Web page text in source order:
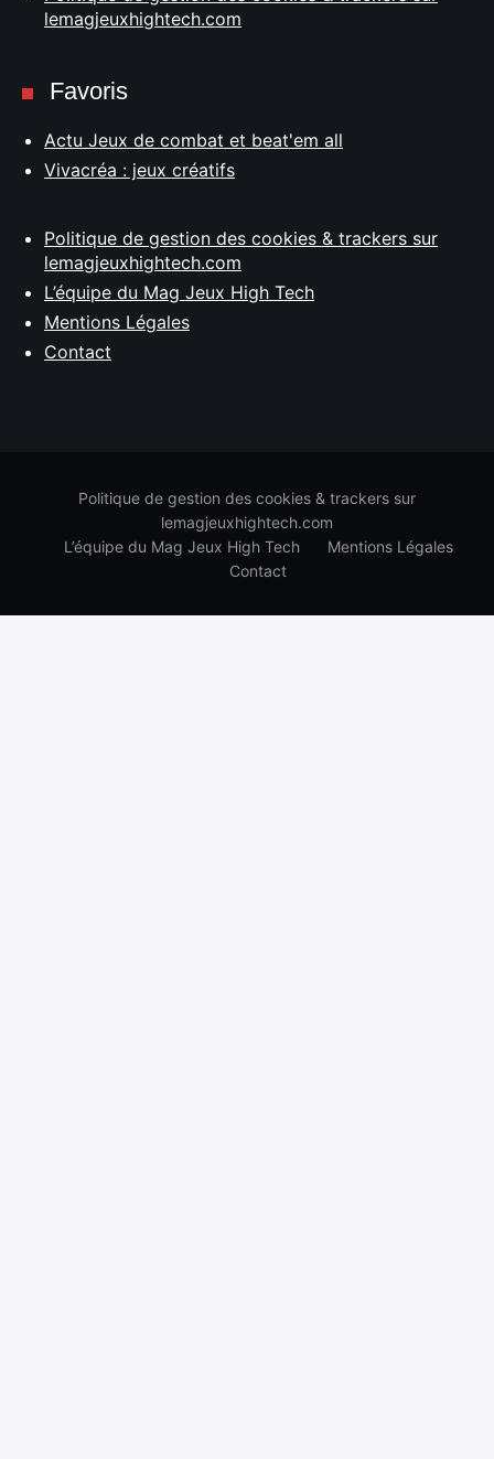
lemagjeuxhightech.com
Favoris
Actu Jeux de combat et beat'em all
Vivacréa : jeux créatifs
Politique de gestion des cookies & trackers sur
lemagjeuxhightech.com
L’équipe du Mag Jeux High Tech
Mentions Légales
Contact
Politique de gestion des cookies & trackers sur
lemagjeuxhightech.com
L’équipe du Mag Jeux High Tech
Mentions Légales
Contact